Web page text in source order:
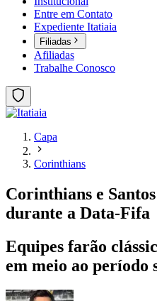
Entre em Contato
Expediente Itatiaia
Filiadas
Afiliadas
Trabalhe Conosco
Capa
Corinthians
Corinthians e
durante a Data-Fifa
Equipes farão
em meio ao período